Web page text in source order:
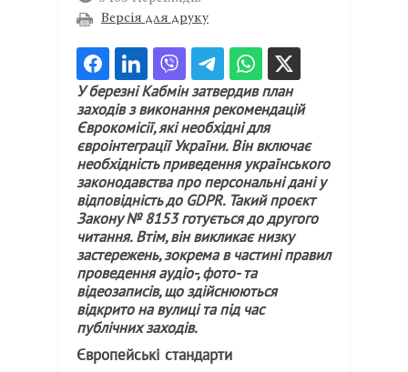
Версія для друку
У березні Кабмін затвердив план
заходів з виконання рекомендацій
Єврокомісії, які необхідні для
євроінтеграції України. Він включає
необхідність приведення українського
законодавства про персональні дані у
відповідність до GDPR. Такий проєкт
Закону № 8153 готується до другого
читання. Втім, він викликає низку
застережень, зокрема в частині правил
проведення аудіо-, фото- та
відеозаписів, що здійснюються
відкрито на вулиці та під час
публічних заходів.
Європейські стандарти